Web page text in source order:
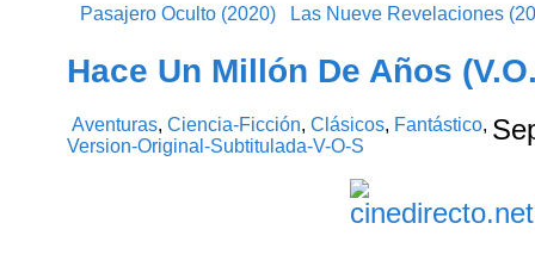
Pasajero Oculto (2020) Las Nueve Revelaciones
Hace Un Millón De Años
Aventuras,Ciencia-Ficción,Clásicos, Fantástico,
Version-Original-Subtitulada-V-O-S